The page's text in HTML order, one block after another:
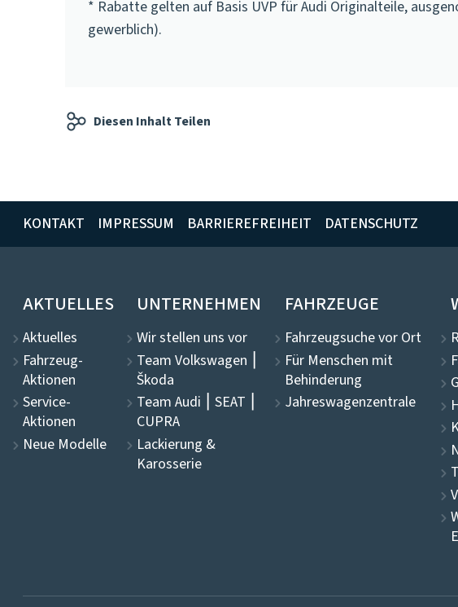
* Rabatte gelten auf Basis UVP für Audi Originalteile,
gewerblich).
Diesen Inhalt Teilen
KONTAKT IMPRESSUM BARRIEREFREIHEIT DATENSCHUTZ
AKTUELLES
Aktuelles
Fahrzeug-
Aktionen
Service-
Aktionen
Neue Modelle
UNTERNEHMEN
Wir stellen uns vor
Team Volkswagen ⎮
Škoda
Team Audi ⎮ SEAT ⎮
CUPRA
Lackierung &
Karosserie
FAHRZEUGE
Fahrzeugsuche vor Ort
Für Menschen mit
Behinderung
Jahreswagenzentrale